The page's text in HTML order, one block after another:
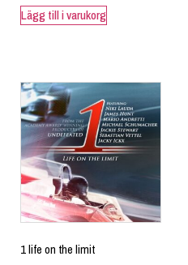
Lägg till i varukorg
1 life on the limit